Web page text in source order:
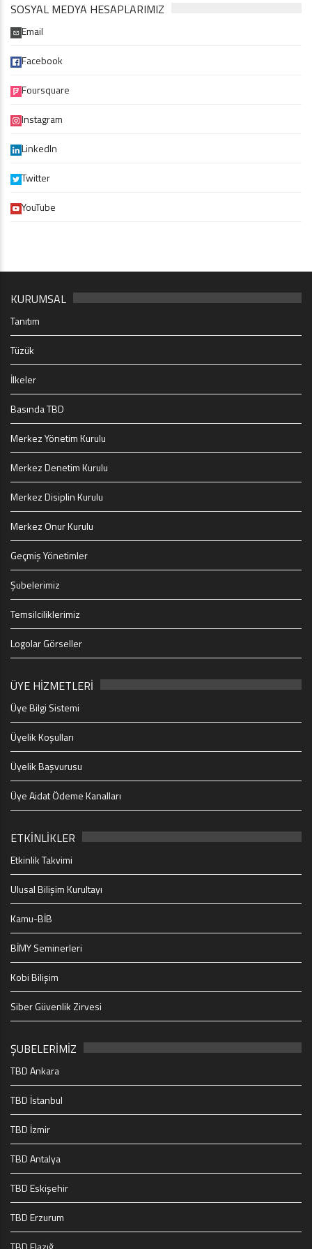
SOSYAL MEDYA HESAPLARIMIZ
Email
Facebook
Foursquare
Instagram
LinkedIn
Twitter
YouTube
KURUMSAL
Tanıtım
Tüzük
İlkeler
Basında TBD
Merkez Yönetim Kurulu
Merkez Denetim Kurulu
Merkez Disiplin Kurulu
Merkez Onur Kurulu
Geçmiş Yönetimler
Şubelerimiz
Temsilciliklerimiz
Logolar Görseller
ÜYE HİZMETLERİ
Üye Bilgi Sistemi
Üyelik Koşulları
Üyelik Başvurusu
Üye Aidat Ödeme Kanalları
ETKİNLİKLER
Etkinlik Takvimi
Ulusal Bilişim Kurultayı
Kamu-BİB
BİMY Seminerleri
Kobi Bilişim
Siber Güvenlik Zirvesi
ŞUBELERİMİZ
TBD Ankara
TBD İstanbul
TBD İzmir
TBD Antalya
TBD Eskişehir
TBD Erzurum